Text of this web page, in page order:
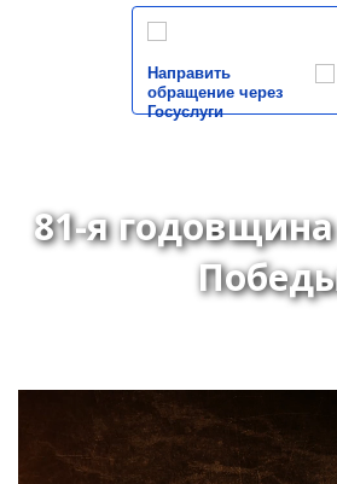
Направить
обращение через
Госуслуги
81-я